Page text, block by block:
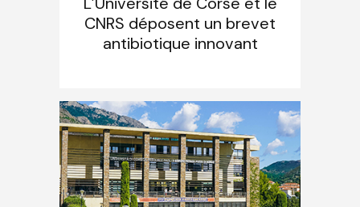
CNRS déposent un brevet
antibiotique innovant